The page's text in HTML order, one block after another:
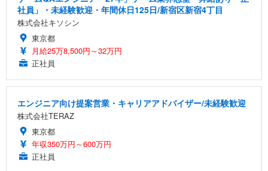
社員」・未経験歓迎・年間休日125日/新宿区新宿4丁目
株式会社キソシン
東京都
月給25万8,500円～32万円
正社員
エンジニア向け提案営業・キャリアアドバイザー/未経験歓迎
株式会社TERAZ
東京都
年収350万円～600万円
正社員